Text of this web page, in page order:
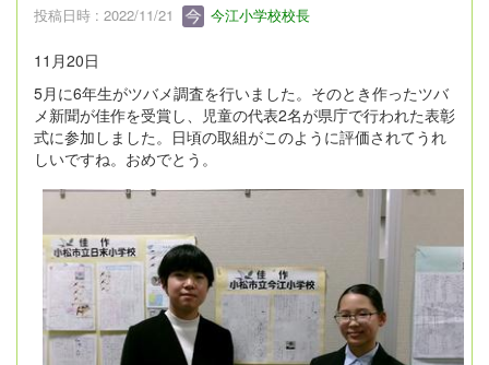
投稿日時 : 2022/11/21 今江小学校校長
11月20日
5月に6年生がツバメ調査を行いました。そのとき作ったツバ
メ新聞が佳作を受賞し、児童の代表2名が県庁で行われた表彰
式に参加しました。日頃の取組がこのように評価されてうれ
しいですね。おめでとう。